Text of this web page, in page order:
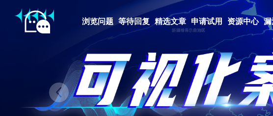
Prev
浏览问题 等待回复 精选文章 申请试用 资源中心 漏